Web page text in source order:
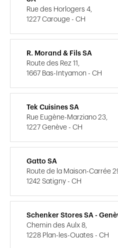
Rue des Horlogers 4,
1227 Carouge - CH
R. Morand & Fils SA
Route des Rez 11,
1667 Bas-Intyamon - CH
Tek Cuisines SA
Rue Eugène-Marziano 23,
1227 Genève - CH
Gatto SA
Route de la Maison-Carrée
1242 Satigny - CH
Schenker Stores SA -
Chemin des Aulx 8,
1228 Plan-les-Ouates - CH